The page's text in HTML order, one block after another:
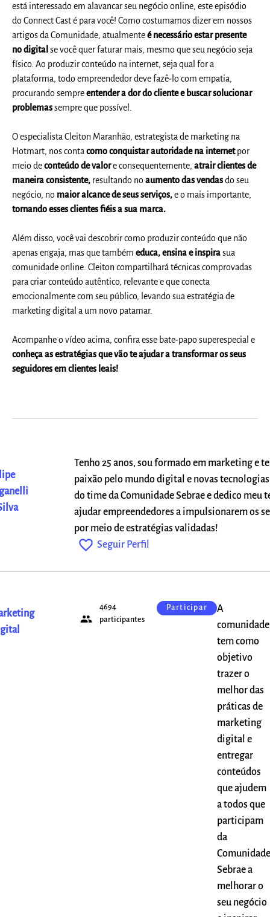
está interessado em alavancar seu negócio online, este episódio
do Connect Cast é para você! Como costumamos dizer em nossos
artigos da Comunidade, atualmenteé necessário estar presente
no digitalse você quer faturar mais, mesmo que seu negócio seja
físico. Ao produzir conteúdo na internet, seja qual for a
plataforma, todo empreendedor deve fazê-lo com empatia,
procurando sempreentender a dor do cliente e buscar solucionar
problemassempre que possível.
O especialista Cleiton Maranhão, estrategista de marketing na
Hotmart, nos contacomo conquistar autoridade na internetpor
meio deconteúdo de valore consequentemente, atrair clientes de
maneira consistente, resultando noaumento das vendasdo seu
negócio, no maior alcance de seus serviços,e o mais importante,
tornando esses clientes fiéis a sua marca.
Além disso, você vai descobrir como produzir conteúdo que não
apenas engaja, mas que tambémeduca, ensina e inspirasua
comunidade online. Cleiton compartilhará técnicas comprovadas
para criar conteúdo autêntico, relevante e que conecta
emocionalmente com seu público, levando sua estratégia de
marketing digital a um novo patamar.
Acompanhe o vídeo acima, confira esse bate-papo superespecial e
conheça as estratégias que vão te ajudar a transformar os seus
seguidores em clientes leais!
Tenho 25 anos, sou formado em marketing e
paixão pelo mundo digital e novas
do time da Comunidade Sebrae e dedico meu
ajudar empreendedores a impulsionarem os
por meio de estratégias validadas!
favorite_outline Seguir Perfil
people
4694
participantes
Participar
A
comunidade
tem como
objetivo
trazer o
melhor das
práticas de
marketing
digital e
entregar
conteúdos
que ajudem
a todos que
participam
da
Comunidade
Sebrae a
melhorar o
seu negócio